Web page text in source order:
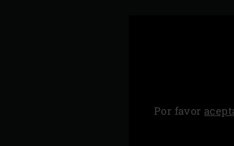
Por favor